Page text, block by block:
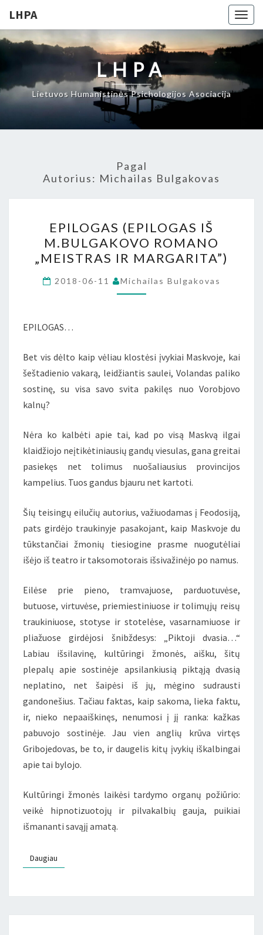
LHPA
LHPA
Lietuvos Humanistinės Psichologijos Asociacija
Pagal
Autorius: Michailas Bulgakovas
(EPILOGAS
IŠ
M.BULGAKOVO
ROMANO
„MEISTRAS
EPILOGAS (EPILOGAS IŠ
M.BULGAKOVO ROMANO
„MEISTRAS IR MARGARITA”)
2018-06-11 Michailas Bulgakovas
EPILOGAS…
Bet vis dėlto kaip vėliau klostėsi įvykiai Maskvoje, kai
šeštadienio vakarą, leidžiantis saulei, Volandas paliko
sostinę, su visa savo svita pakilęs nuo Vorobjovo
kalnų?
Nėra ko kalbėti apie tai, kad po visą Maskvą ilgai
klaidžiojo neįtikėtiniausių gandų viesulas, gana greitai
pasiekęs net tolimus nuošaliausius provincijos
kampelius. Tuos gandus bjauru net kartoti.
Šių teisingų eilučių autorius, važiuodamas į Feodosiją,
pats girdėjo traukinyje pasakojant, kaip Maskvoje du
tūkstančiai žmonių tiesiogine prasme nuogutėliai
išėjo iš teatro ir taksomotorais išsivažinėjo po namus.
Eilėse prie pieno, tramvajuose, parduotuvėse,
butuose, virtuvėse, priemiestiniuose ir tolimųjų reisų
traukiniuose, stotyse ir stotelėse, vasarnamiuose ir
pliažuose girdėjosi šnibždesys: „Piktoji dvasia…“
Labiau išsilavinę, kultūringi žmonės, aišku, šitų
plepalų apie sostinėje apsilankiusią piktąją dvasią
neplatino, net šaipėsi iš jų, mėgino sudrausti
gandonešius. Tačiau faktas, kaip sakoma, lieka faktu,
ir, nieko nepaaiškinęs, nenumosi į jį ranka: kažkas
pabuvojo sostinėje. Jau vien anglių krūva virtęs
Gribojedovas, be to, ir daugelis kitų įvykių iškalbingai
apie tai bylojo.
Kultūringi žmonės laikėsi tardymo organų požiūrio:
veikė hipnotizuotojų ir pilvakalbių gauja, puikiai
išmananti savąjį amatą.
Daugiau